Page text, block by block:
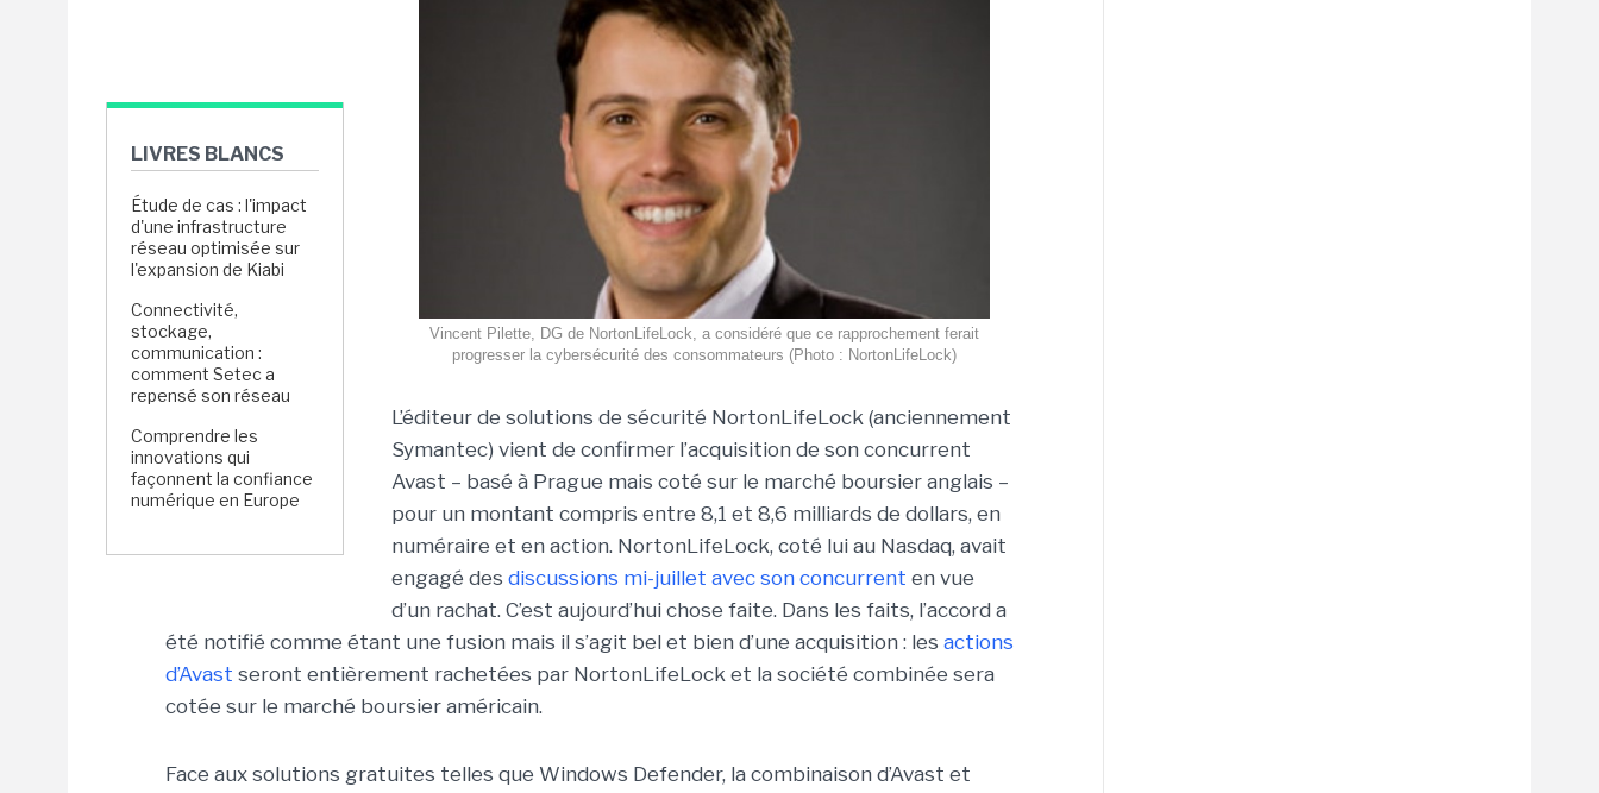
LIVRES BLANCS
Étude de cas : l'impact
d'une infrastructure
réseau optimisée sur
l'expansion de Kiabi
Connectivité,
stockage,
communication :
comment Setec a
repensé son réseau
Comprendre les
innovations qui
façonnent la confiance
numérique en Europe
Vincent Pilette, DG de NortonLifeLock, a considéré que ce rapprochement ferait
progresser la cybersécurité des consommateurs (Photo : NortonLifeLock)
L’éditeur de solutions de sécurité NortonLifeLock (anciennement
Symantec) vient de confirmer l’acquisition de son concurrent
Avast – basé à Prague mais coté sur le marché boursier anglais –
pour un montant compris entre 8,1 et 8,6 milliards de dollars, en
numéraire et en action. NortonLifeLock, coté lui au Nasdaq, avait
engagé des discussions mi-juillet avec son concurrent en vue
d’un rachat. C’est aujourd’hui chose faite. Dans les faits, l’accord a
été notifié comme étant une fusion mais il s’agit bel et bien d’une acquisition : les actions
d’Avast seront entièrement rachetées par NortonLifeLock et la société combinée sera
cotée sur le marché boursier américain.
Face aux solutions gratuites telles que Windows Defender, la combinaison d’Avast et